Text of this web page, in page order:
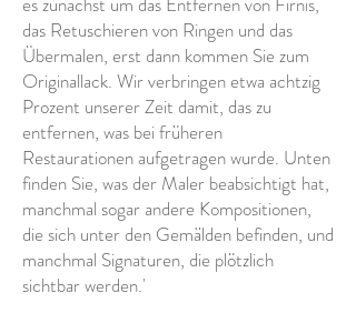
das Retuschieren von Ringen und das
Übermalen, erst dann kommen Sie zum
Originallack. Wir verbringen etwa achtzig
Prozent unserer Zeit damit, das zu
entfernen, was bei früheren
Restaurationen aufgetragen wurde. Unten
finden Sie, was der Maler beabsichtigt hat,
manchmal sogar andere Kompositionen,
die sich unter den Gemälden befinden, und
manchmal Signaturen, die plötzlich
sichtbar werden.'